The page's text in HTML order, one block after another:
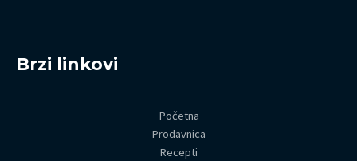
Brzi linkovi
Početna
Prodavnica
Recepti